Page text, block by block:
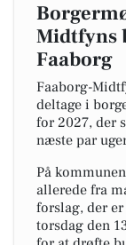
Midtfyns
Faaborg
Faaborg-
deltage i
for 2027, der
næste par
På
allerede fra
forslag, der
torsdag den